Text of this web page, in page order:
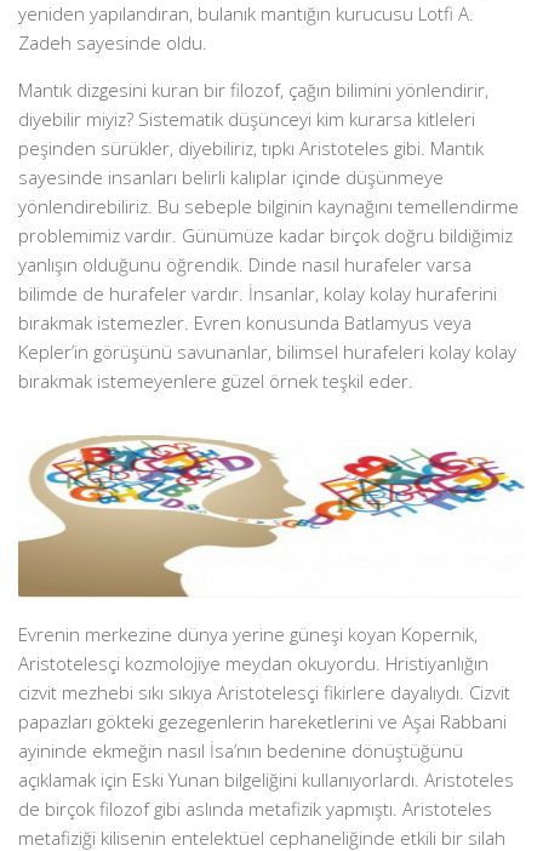
yeniden yapılandıran, bulanık mantığın kurucusu Lotfi A.
Zadeh sayesinde oldu.
Mantık dizgesini kuran bir filozof, çağın bilimini yönlendirir,
diyebilir miyiz? Sistematik düşünceyi kim kurarsa kitleleri
peşinden sürükler, diyebiliriz, tıpkı Aristoteles gibi. Mantık
sayesinde insanları belirli kalıplar içinde düşünmeye
yönlendirebiliriz. Bu sebeple bilginin kaynağını temellendirme
problemimiz vardır. Günümüze kadar birçok doğru bildiğimiz
yanlışın olduğunu öğrendik. Dinde nasıl hurafeler varsa
bilimde de hurafeler vardır. İnsanlar, kolay kolay huraferini
bırakmak istemezler. Evren konusunda Batlamyus veya
Kepler’in görüşünü savunanlar, bilimsel hurafeleri kolay kolay
bırakmak istemeyenlere güzel örnek teşkil eder.
Evrenin merkezine dünya yerine güneşi koyan Kopernik,
Aristotelesçi kozmolojiye meydan okuyordu. Hristiyanlığın
cizvit mezhebi sıkı sıkıya Aristotelesçi fikirlere dayalıydı. Cizvit
papazları gökteki gezegenlerin hareketlerini ve Aşai Rabbani
ayininde ekmeğin nasıl İsa’nın bedenine dönüştüğünü
açıklamak için Eski Yunan bilgeliğini kullanıyorlardı. Aristoteles
de birçok filozof gibi aslında metafizik yapmıştı. Aristoteles
metafiziği kilisenin entelektüel cephaneliğinde etkili bir silah